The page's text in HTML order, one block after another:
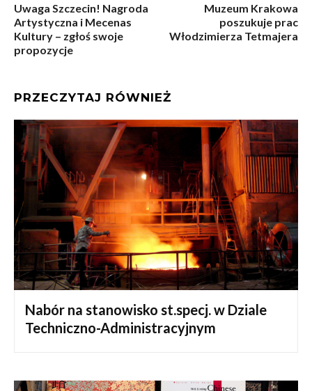
Uwaga Szczecin! Nagroda
Artystyczna i Mecenas
Kultury – zgłoś swoje
propozycje
Muzeum Krakowa
poszukuje prac
Włodzimierza Tetmajera
PRZECZYTAJ RÓWNIEŻ
Nabór na stanowisko st.specj. w Dziale
Techniczno-Administracyjnym